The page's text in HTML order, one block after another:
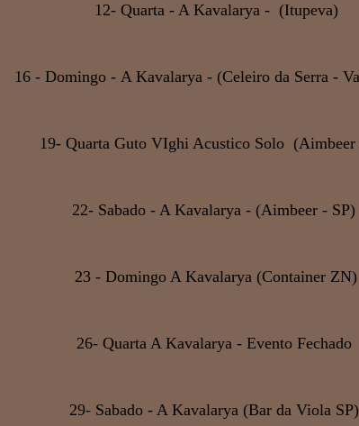
12- Quarta - A Kavalarya - (Itupeva)
16 - Domingo - A Kavalarya - (Celeiro da Serra -
19- Quarta Guto VIghi Acustico Solo (Aimbeer
22- Sabado - A Kavalarya - (Aimbeer - SP)
23 - Domingo A Kavalarya (Container ZN)
26- Quarta A Kavalarya - Evento Fechado
29- Sabado - A Kavalarya (Bar da Viola SP)